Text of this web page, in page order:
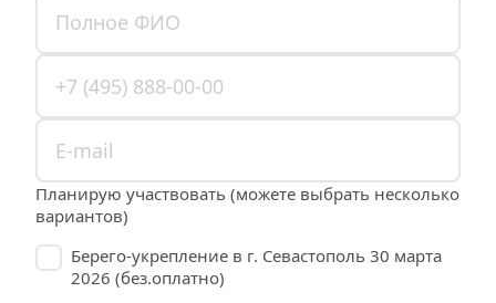
Планирую участвовать (можете выбрать несколько
вариантов)
Берего-укрепление в г. Севастополь 30 марта
2026 (без.оплатно)